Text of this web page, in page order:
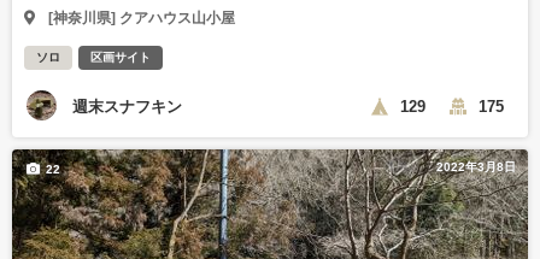
[神奈川県] クアハウス山小屋
ソロ 区画サイト
週末スナフキン 129 175
2022年3月8日
22